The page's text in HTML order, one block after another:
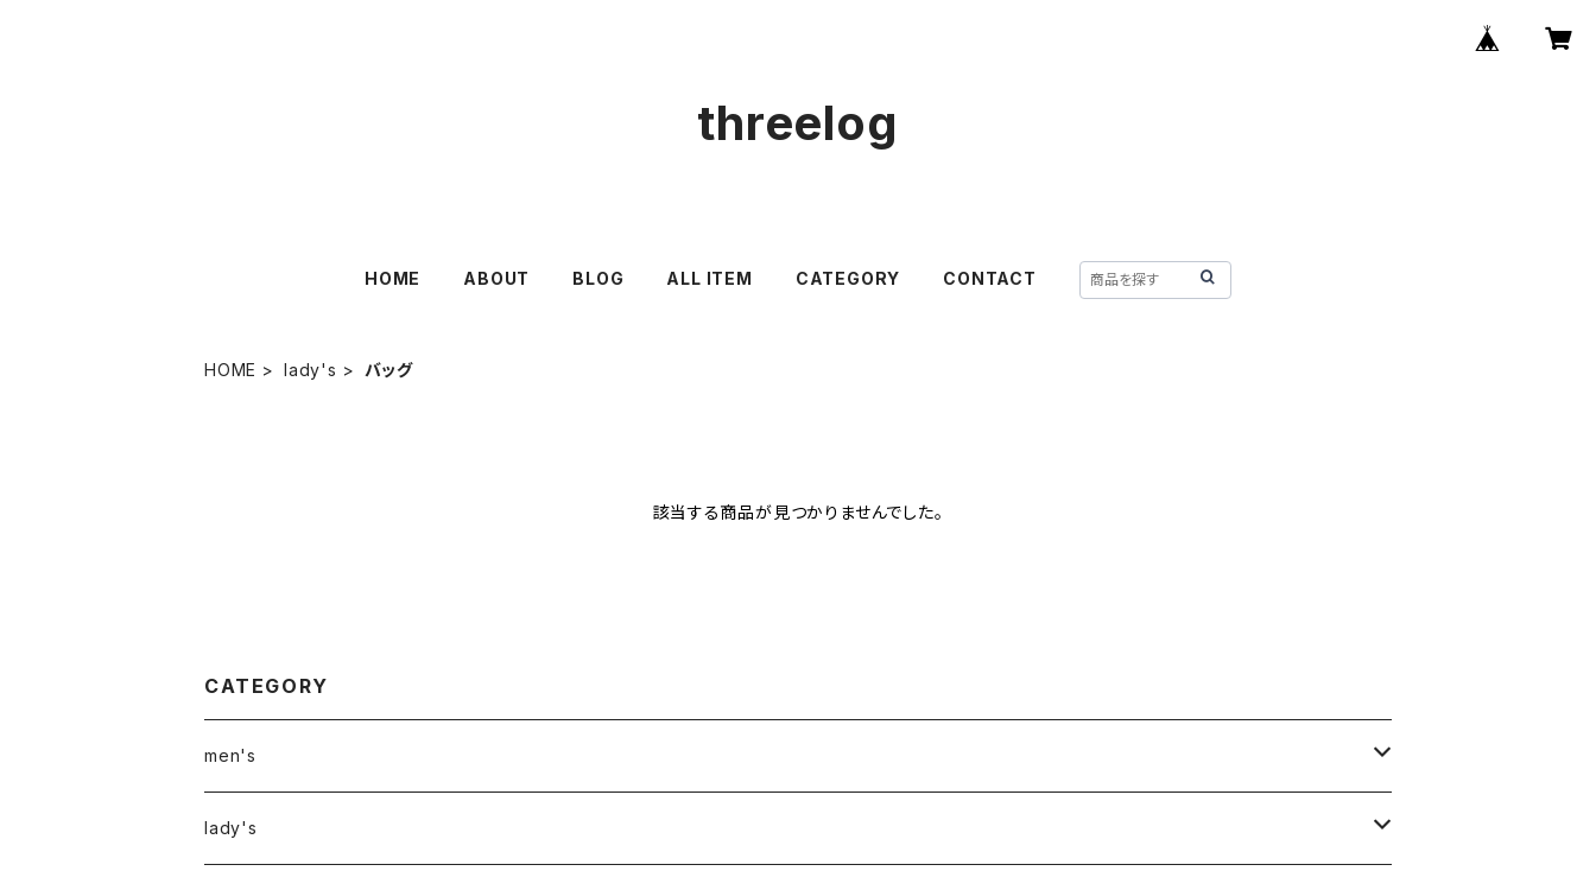
threelog
HOME ABOUT BLOG ALL ITEM CATEGORY CONTACT
HOME lady's バッグ
該当する商品が見つかりませんでした。
CATEGORY
men's
アウター
lady's